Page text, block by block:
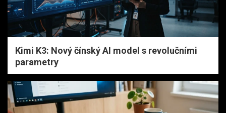
Kimi K3: Nový čínský AI model s revolučními
parametry